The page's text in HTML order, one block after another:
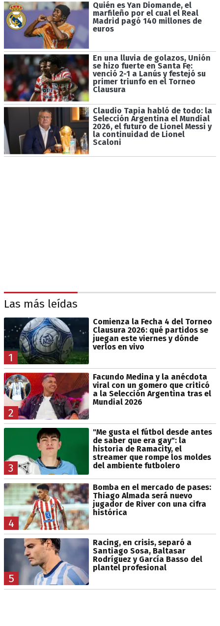
Quién es Yan Diomande, el
marfileño por el cual el Real
Madrid pagó 140 millones de
euros
En una lluvia de golazos, Unión
se hizo fuerte en Santa Fe:
venció 2-1 a Lanús y festejó su
primer triunfo en el Torneo
Clausura
Claudio Tapia habló de todo: la
Selección Argentina el Mundial
2026, el futuro de Lionel Messi y
la continuidad de Lionel
Scaloni
Las más leídas
1
Comienza la Fecha 4 del Torneo
Clausura 2026: qué partidos se
juegan este viernes y dónde
verlos en vivo
2
Facundo Medina y la anécdota
viral con un gomero que criticó
a la Selección Argentina tras el
Mundial 2026
3
"Me gusta el fútbol desde antes
de saber que era gay": la
historia de Ramacity, el
streamer que rompe los moldes
del ambiente futbolero
4
Bomba en el mercado de pases:
Thiago Almada será nuevo
jugador de River con una cifra
histórica
5
Racing, en crisis, separó a
Santiago Sosa, Baltasar
Rodríguez y García Basso del
plantel profesional